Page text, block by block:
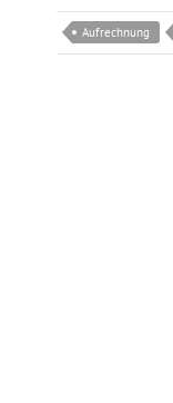
Aufrechnung